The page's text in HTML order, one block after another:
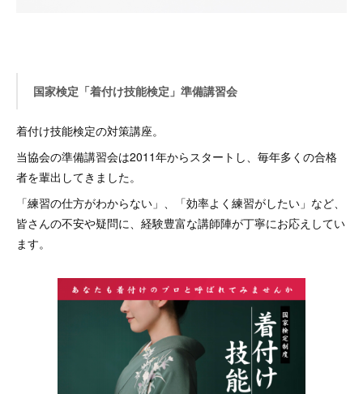
国家検定「着付け技能検定」準備講習会
着付け技能検定の対策講座。
当協会の準備講習会は2011年からスタートし、毎年多くの合格
者を輩出してきました。
「練習の仕方がわからない」、「効率よく練習がしたい」など、
皆さんの不安や疑問に、経験豊富な講師陣が丁寧にお応えしてい
ます。